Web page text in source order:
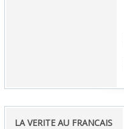
‎LA VERITE AU FRANCAIS‎